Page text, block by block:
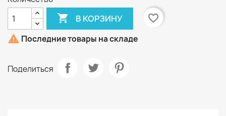
 В КОРЗИНУ
favorite_border
 Последние товары на складе
Поделиться